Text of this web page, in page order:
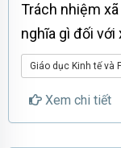
Trách nhiệm
nghĩa gì đối với
Giáo dục Kinh tế và
Xem chi tiết